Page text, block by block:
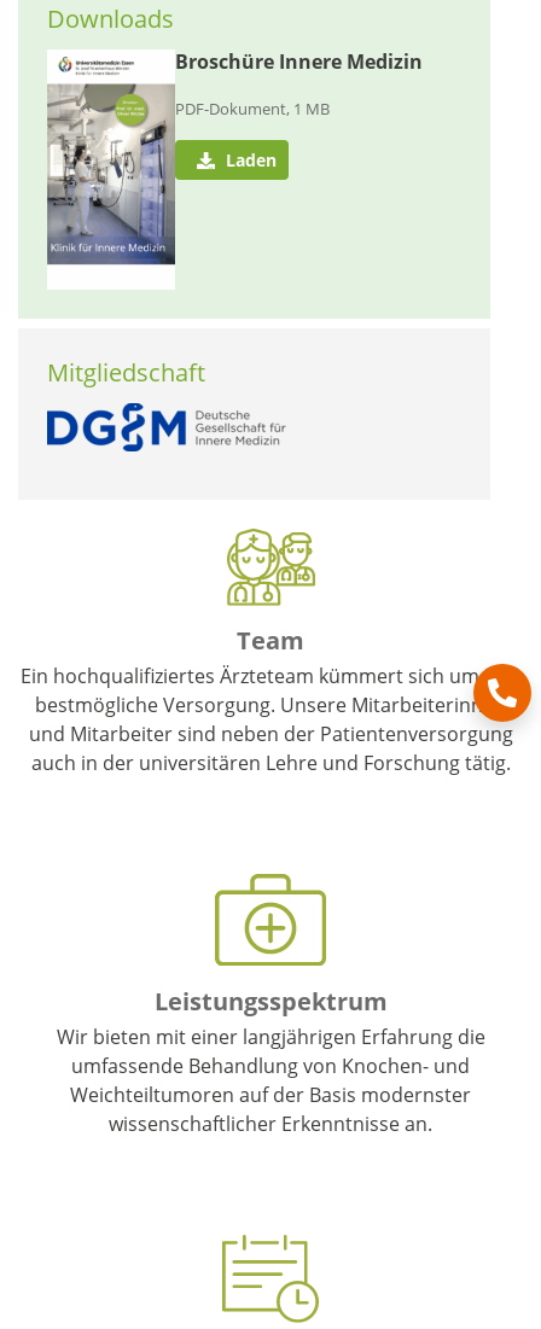
Downloads
Broschüre Innere Medizin
PDF-Dokument, 1 MB
Laden
Mitgliedschaft
Team
Ein hochqualifiziertes Ärzteteam kümmert sich um Ihre
bestmögliche Versorgung. Unsere Mitarbeiterinnen
und Mitarbeiter sind neben der Patientenversorgung
auch in der universitären Lehre und Forschung tätig.
Leistungsspektrum
Wir bieten mit einer langjährigen Erfahrung die
umfassende Behandlung von Knochen- und
Weichteiltumoren auf der Basis modernster
wissenschaftlicher Erkenntnisse an.